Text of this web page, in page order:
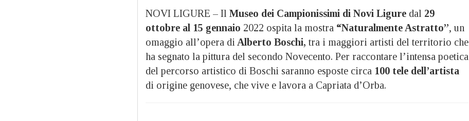
NOVI LIGURE – Il Museo dei Campionissimi di Novi Ligure dal 29
ottobre al 15 gennaio 2022 ospita la mostra “Naturalmente Astratto”, un
omaggio all’opera di Alberto Boschi, tra i maggiori artisti del territorio che
ha segnato la pittura del secondo Novecento. Per raccontare l’intensa poetica
del percorso artistico di Boschi saranno esposte circa 100 tele dell’artista
di origine genovese, che vive e lavora a Capriata d’Orba.